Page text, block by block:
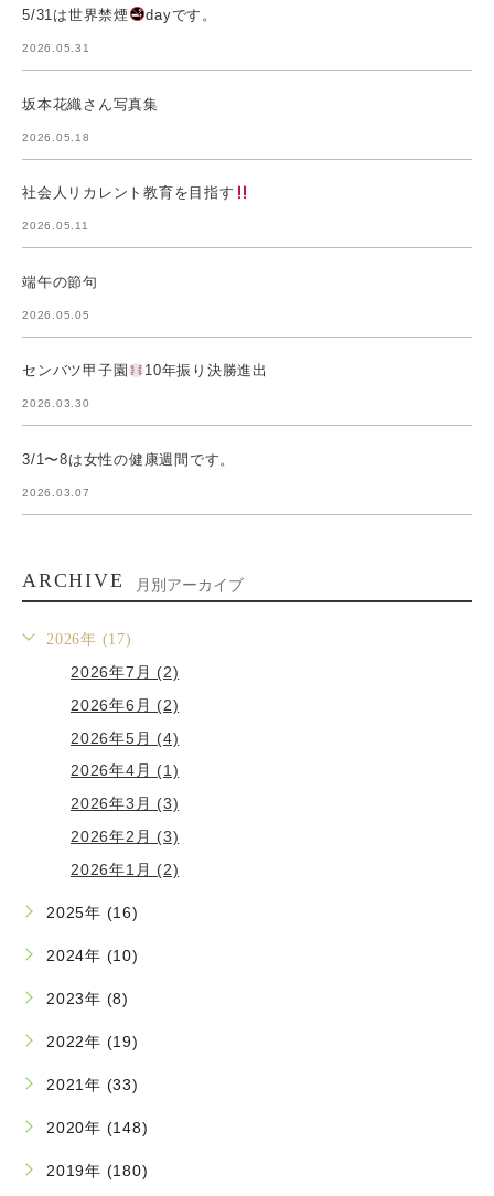
5/31は世界禁煙 dayです。
2026.05.31
坂本花織さん写真集
2026.05.18
社会人リカレント教育を目指す
2026.05.11
端午の節句
2026.05.05
センバツ甲子園 10年振り決勝進出
2026.03.30
3/1〜8は女性の健康週間です。
2026.03.07
ARCHIVE 月別アーカイブ
2026年 (17)
2026年7月 (2)
2026年6月 (2)
2026年5月 (4)
2026年4月 (1)
2026年3月 (3)
2026年2月 (3)
2026年1月 (2)
2025年 (16)
2024年 (10)
2023年 (8)
2022年 (19)
2021年 (33)
2020年 (148)
2019年 (180)